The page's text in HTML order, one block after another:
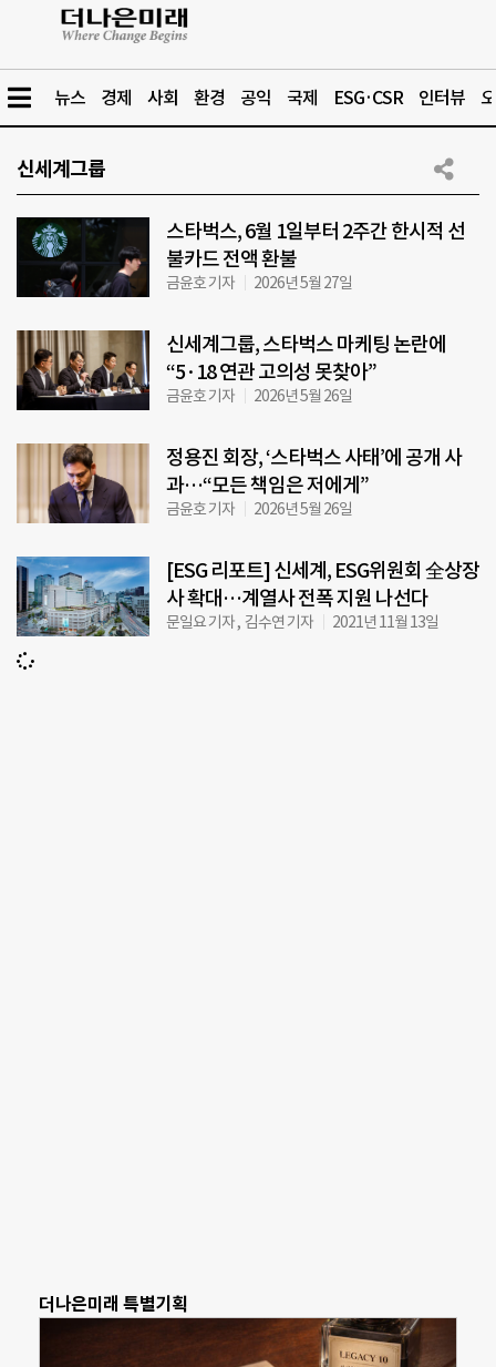
뉴스 경제 사회 환경 공익 국제 ESG·CSR 인터뷰
신세계그룹
스타벅스, 6월 1일부터 2주간 한시적 선
불카드 전액 환불
금윤호 기자 2026년 5월 27일
신세계그룹, 스타벅스 마케팅 논란에
“5·18 연관 고의성 못찾아”
금윤호 기자 2026년 5월 26일
정용진 회장, ‘스타벅스 사태’에 공개 사
과…“모든 책임은 저에게”
금윤호 기자 2026년 5월 26일
[ESG 리포트] 신세계, ESG위원회 全상장
사 확대…계열사 전폭 지원 나선다
문일요 기자 , 김수연 기자 2021년 11월 13일
더나은미래 특별기획